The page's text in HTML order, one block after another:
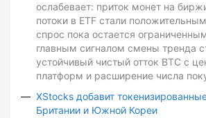
ослабевает: приток монет на
потоки в ETF стали
спрос пока остается
главным сигналом смены тренда
устойчивый чистый отток BTC с
платформ и расширение числа
XStocks добавит
Британии и Южной Кореи